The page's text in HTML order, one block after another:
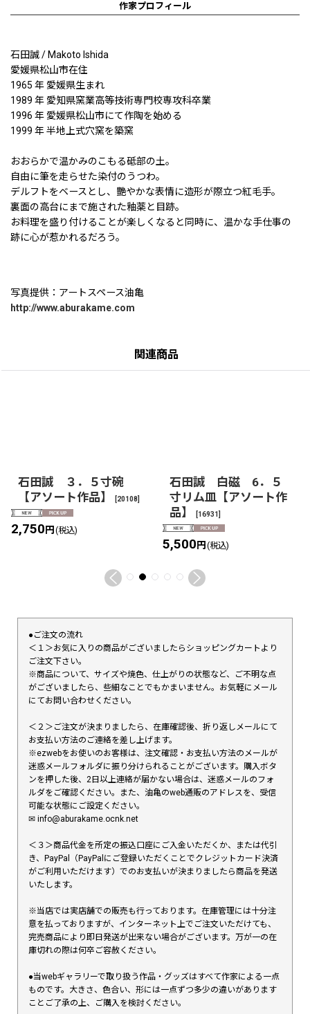
作家プロフィール
石田誠 / Makoto Ishida
愛媛県松山市在住
1965 年 愛媛県生まれ
1989 年 愛知県窯業高等技術専門校専攻科卒業
1996 年 愛媛県松山市にて作陶を始める
1999 年 半地上式穴窯を築窯
おおらかで温かみのこもる砥部の土。
自由に筆を走らせた染付のうつわ。
デルフトをベースとし、艷やかな表情に造形が際立つ紅毛手。
裏面の高台にまで施された釉薬と目跡。
お料理を盛り付けることが楽しくなると同時に、温かな手仕事の
跡に心が惹かれるだろう。
写真提供：アートスペース油亀
http://www.aburakame.com
関連商品
石田誠 ３．５寸碗
【アソート作品】
[20108]
2,750円 (税込)
石田誠 白磁 6．５
寸リム皿【アソート作
品】
[16931]
5,500円 (税込)
●ご注文の流れ
＜１＞お気に入りの商品がございましたらショッピングカートより
ご注文下さい。
※商品について、サイズや焼色、仕上がりの状態など、ご不明な点
がございましたら、些細なことでもかまいません。お気軽にメール
にてお問い合わせください。
＜２＞ご注文が決まりましたら、在庫確認後、折り返しメールにて
お支払い方法のご連絡を差し上げます。
※ezwebをお使いのお客様は、注文確認・お支払い方法のメールが
迷惑メールフォルダに振り分けられることがございます。購入ボタ
ンを押した後、2日以上連絡が届かない場合は、迷惑メールのフォ
ルダをご確認ください。また、油亀のweb通販のアドレスを、受信
可能な状態にご設定ください。
✉︎ info@aburakame.ocnk.net
＜３＞商品代金を所定の振込口座にご入金いただくか、または代引
き、PayPal（PayPalにご登録いただくことでクレジットカード決済
がご利用いただけます）でのお支払いが決まりましたら商品を発送
いたします。
※当店では実店舗での販売も行っております。在庫管理には十分注
意を払っておりますが、インターネット上でご注文いただけても、
完売商品により即日発送が出来ない場合がございます。万が一の在
庫切れの際は何卒ご容赦ください。
●当webギャラリーで取り扱う作品・グッズはすべて作家による一点
ものです。大きさ、色合い、形には一点ずつ多少の違いがあります
ことご了承の上、ご購入を検討ください。